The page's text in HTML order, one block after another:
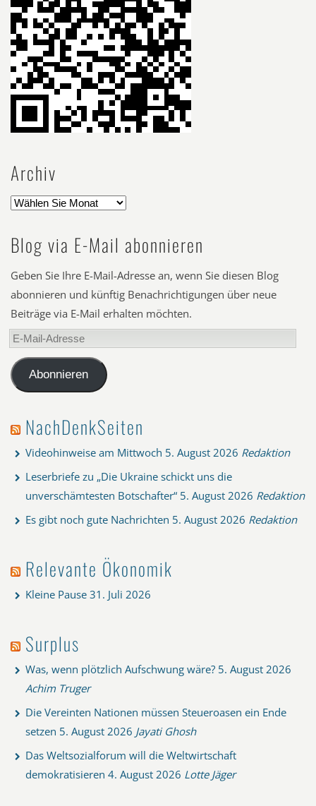
Archiv
Blog via E-Mail abonnieren
Geben Sie Ihre E-Mail-Adresse an, wenn Sie diesen Blog
abonnieren und künftig Benachrichtigungen über neue
Beiträge via E-Mail erhalten möchten.
E-
Mail-
AdresseAbonnieren
NachDenkSeiten
Videohinweise am Mittwoch 5. August 2026 Redaktion
Leserbriefe zu „Die Ukraine schickt uns die
unverschämtesten Botschafter“ 5. August 2026 Redaktion
Es gibt noch gute Nachrichten 5. August 2026 Redaktion
Relevante Ökonomik
Kleine Pause 31. Juli 2026
Surplus
Was, wenn plötzlich Aufschwung wäre? 5. August 2026
Achim Truger
Die Vereinten Nationen müssen Steueroasen ein Ende
setzen 5. August 2026 Jayati Ghosh
Das Weltsozialforum will die Weltwirtschaft
demokratisieren 4. August 2026 Lotte Jäger